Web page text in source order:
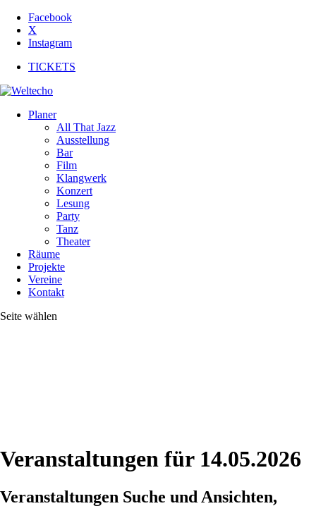
Facebook
X
Instagram
TICKETS
Planer
All That Jazz
Ausstellung
Bar
Film
Klangwerk
Konzert
Lesung
Party
Tanz
Theater
Räume
Projekte
Vereine
Kontakt
Seite wählen
Veranstaltungen für 14.05.2026
Veranstaltungen Suche und Ansichten,